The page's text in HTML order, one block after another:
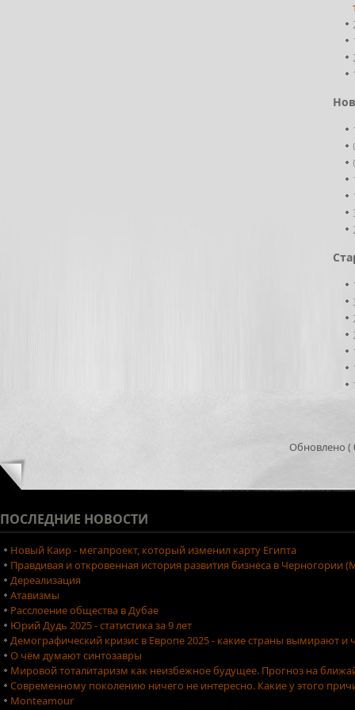
Обновлено (
ПОСЛЕДНИЕ НОВОСТИ
Новый Каир - мегапроект, который изменил карту Египта
Правдивая и откровенная история развития бизнеса в Черногории
Дереализация
Атавизмы
Расслоение общества в Дубае
Юрий Дудь 2025 - статистика за 9 лет
Демографический кризис в Европе 2025 - какие страны вымирают и
О чём думают синтозавры
Мировой тоталитаризм как неизбежное будущее. Прогноз на
Современному поколению ничего не интересно. Какие у этого
Monteamour